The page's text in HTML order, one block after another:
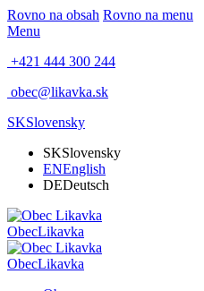
Rovno na obsah Rovno na menu
Menu
+421 444 300 244
obec@likavka.sk
SKSlovensky
SKSlovensky
ENEnglish
DEDeutsch
ObecLikavka
ObecLikavka